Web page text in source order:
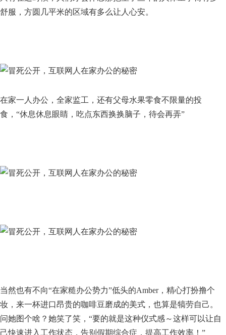
舒服，方圆几平米的区域有多么让人心安。
在家一人办公，全家监工，还有父母水果零食不限量的投
食，“休息休息眼睛，吃点东西换换脑子，待会再弄”
当然也有不向“在家糙办公势力”低头的Amber，精心打扮撸个
妆，来一杯进口昂贵的咖啡豆磨成的美式，也算是犒劳自己。
问她图个啥？她笑了笑，“要的就是这种仪式感～这样可以让自
己快速进入工作状态，告别假期综合症，提高工作效率！”